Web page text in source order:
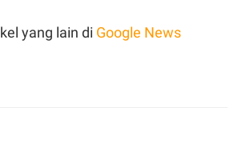
yang lain di Google News